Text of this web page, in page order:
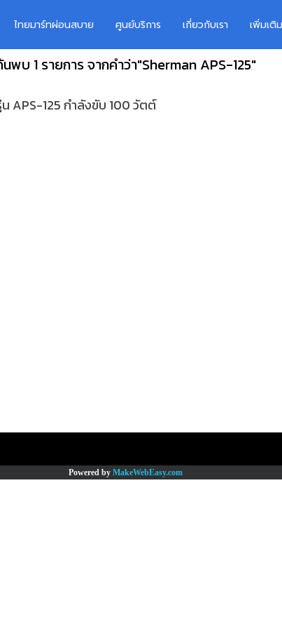
ไทยมาร์ทผ่อนสบาย ศูนย์บริการ เกี่ยวกับเรา เพิ่มเ
พบ 1 รายการ จากคำว่า"Sherman APS-125"
APS-125 กำลังขับ 100 วัตต์
Powered by MakeWebEasy.com